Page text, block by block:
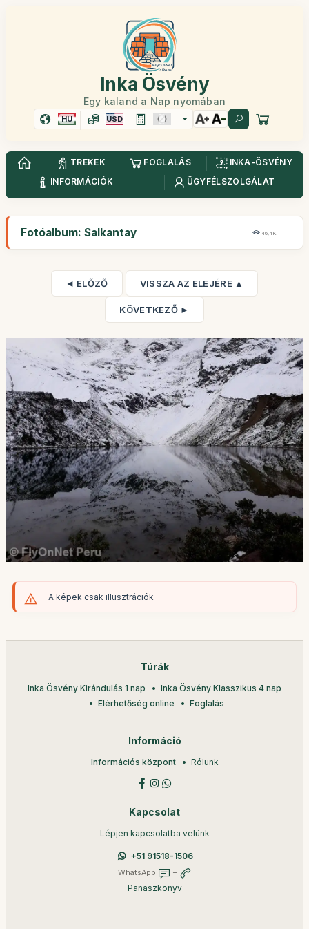
Inka Ösvény
Egy kaland a Nap nyomában
HU USD
TREKEK FOGLALÁS
INKA-ÖSVÉNY
INFORMÁCIÓK
ÜGYFÉLSZOLGÁLAT
Fotóalbum: Salkantay 46,4K
◄ ELŐZŐ VISSZA AZ ELEJÉRE ▲
KÖVETKEZŐ ►
A képek csak illusztrációk
Túrák
Inka Ösvény Kirándulás 1 nap
Inka Ösvény Klasszikus 4 nap
Elérhetőség online
Foglalás
Információ
Információs központ Rólunk
Kapcsolat
Lépjen kapcsolatba velünk
+51 91518-1506
WhatsApp +
Panaszkönyv